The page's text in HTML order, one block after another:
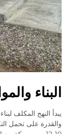
البناء
يبدأ النهج المكلف
والقدرة على تحمل